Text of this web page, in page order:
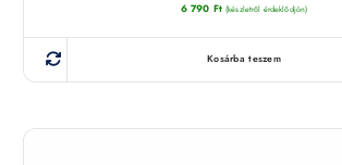
6 790 Ft (készletről érdeklődjön)
Kosárba teszem